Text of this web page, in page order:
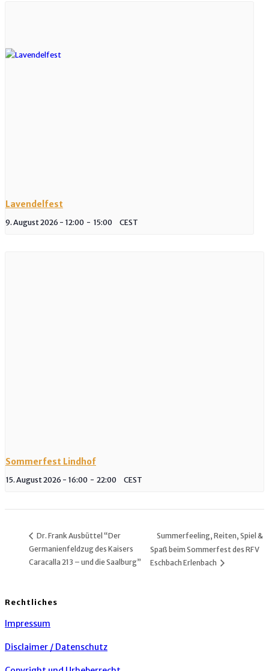
Lavendelfest
9. August 2026 - 12:00 - 15:00 CEST
Sommerfest Lindhof
15. August 2026 - 16:00 - 22:00 CEST
Dr. Frank Ausbüttel “Der
Germanienfeldzug des Kaisers
Caracalla 213 – und die Saalburg”
Summerfeeling, Reiten, Spiel &
Spaß beim Sommerfest des RFV
Eschbach Erlenbach
Rechtliches
Impressum
Disclaimer / Datenschutz